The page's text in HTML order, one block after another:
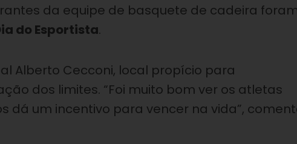
da equipe de basquete de cadeira
do Esportista.
Alberto Cecconi, local propício para
dos limites. “Foi muito bom ver os atletas
dá um incentivo para vencer na vida”,